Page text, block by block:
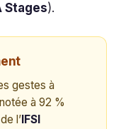
Stages).
gestes à
à 92 %
l’ IFSI